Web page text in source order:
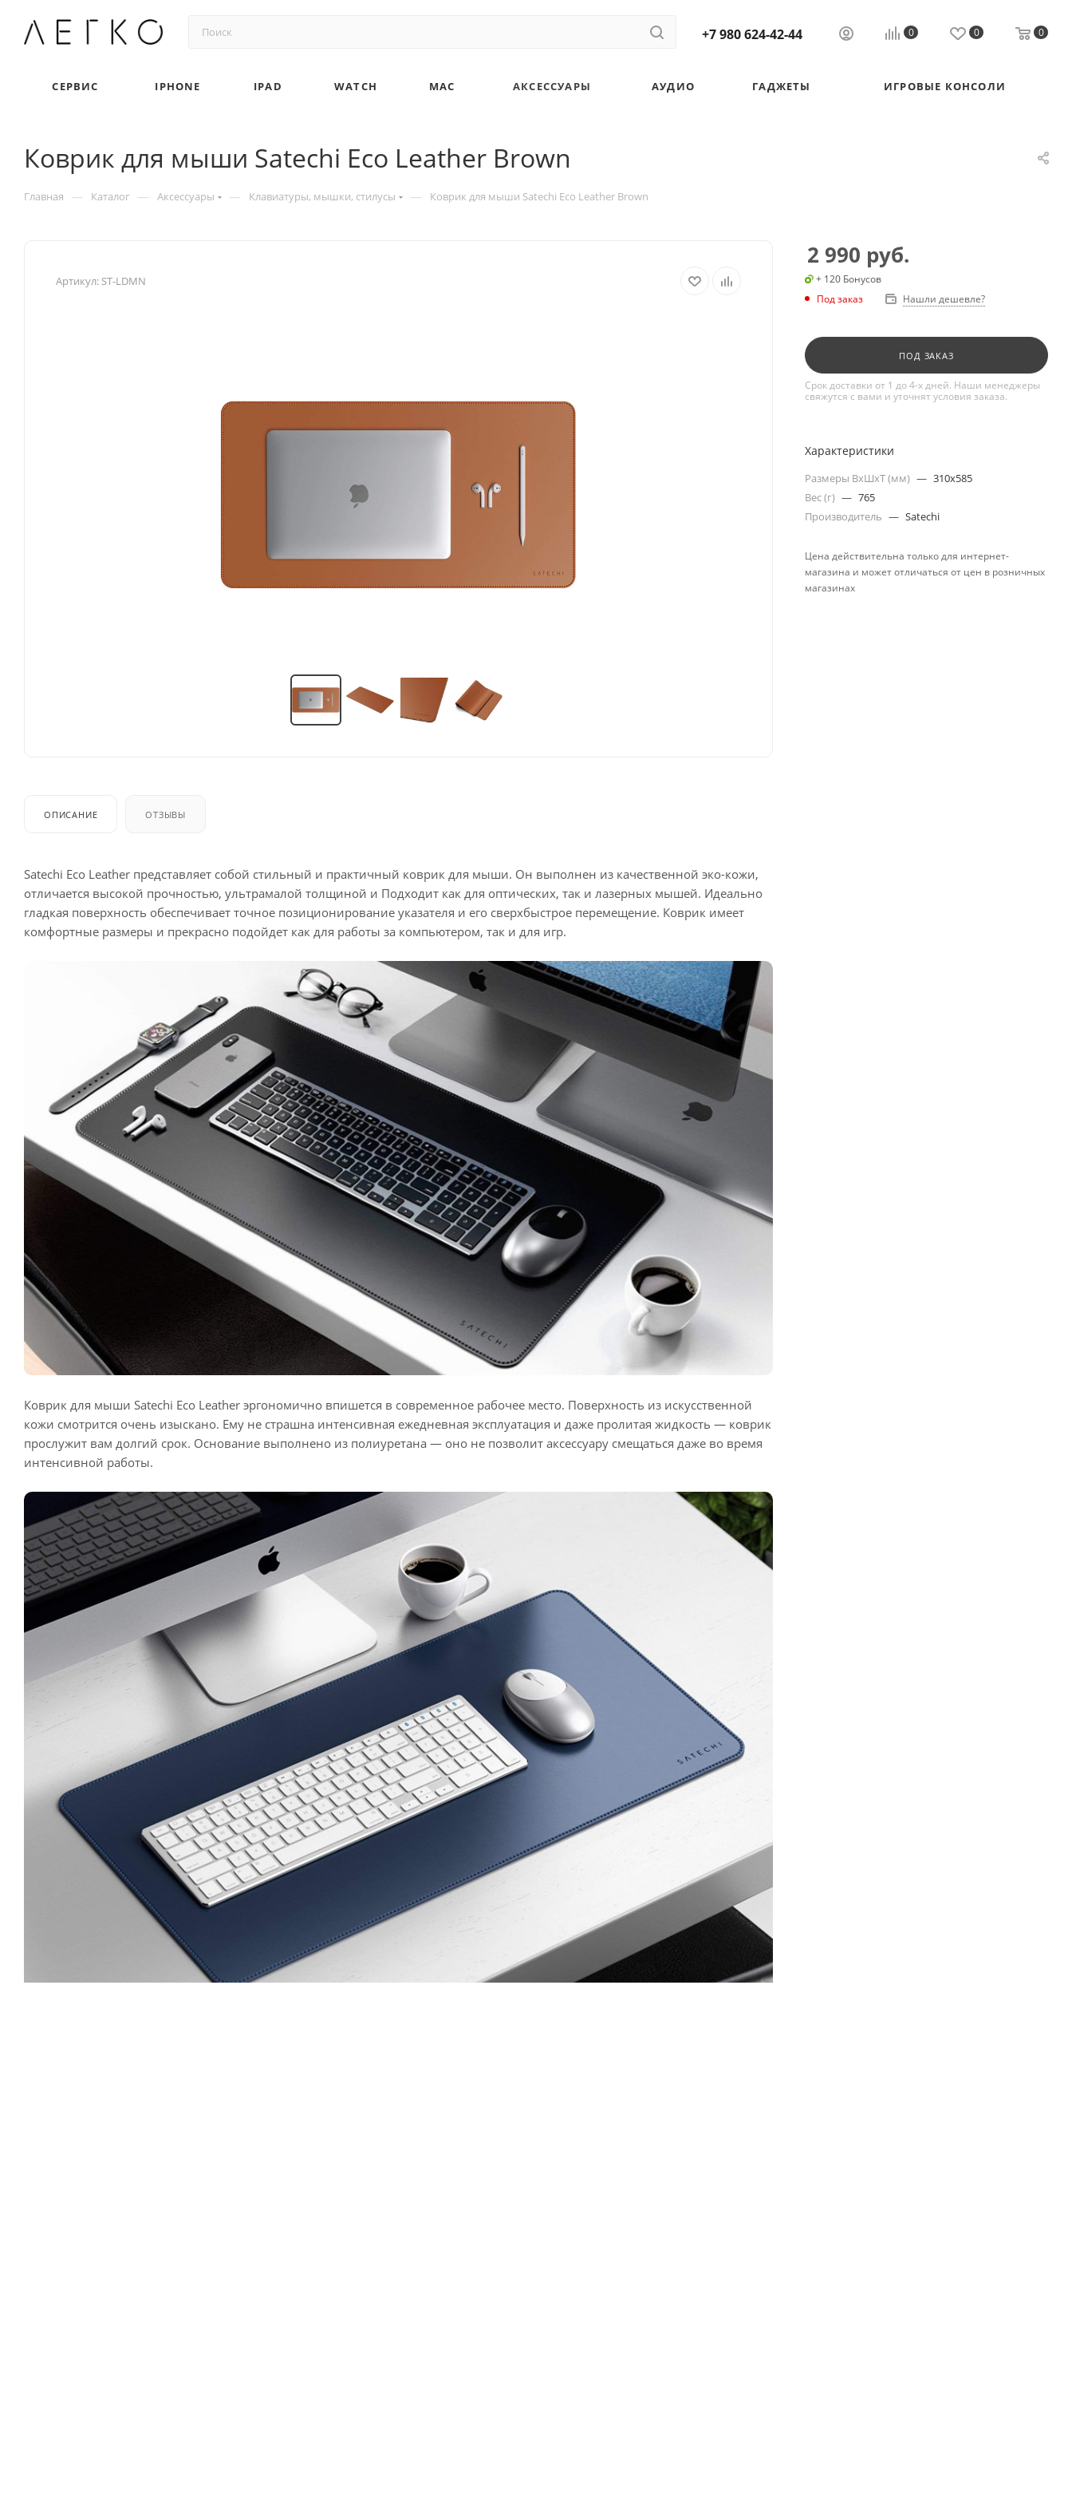
+7 980 624-42-44 0 0 0
СЕРВИС IPHONE IPAD WATCH MAC АКСЕССУАРЫ АУДИО ГАДЖЕТЫ ИГРОВЫЕ КОНСОЛИ
Коврик для мыши Satechi Eco Leather Brown
Главная — Каталог — Аксессуары — Клавиатуры, мышки, стилусы — Коврик для мыши Satechi Eco Leather Brown
Артикул: ST-LDMN
ОПИСАНИЕ ОТЗЫВЫ
Satechi Eco Leather представляет собой стильный и практичный коврик для мыши. Он выполнен из качественной эко-кожи,
отличается высокой прочностью, ультрамалой толщиной и Подходит как для оптических, так и лазерных мышей. Идеально
гладкая поверхность обеспечивает точное позиционирование указателя и его сверхбыстрое перемещение. Коврик имеет
комфортные размеры и прекрасно подойдет как для работы за компьютером, так и для игр.
Коврик для мыши Satechi Eco Leather эргономично впишется в современное рабочее место. Поверхность из искусственной
кожи смотрится очень изыскано. Ему не страшна интенсивная ежедневная эксплуатация и даже пролитая жидкость — коврик
прослужит вам долгий срок. Основание выполнено из полиуретана — оно не позволит аксессуару смещаться даже во время
интенсивной работы.
2 990 руб.
+ 120 Бонусов
Под заказ
Нашли дешевле?
ПОД ЗАКАЗ
Срок доставки от 1 до 4-х дней. Наши менеджеры
свяжутся с вами и уточнят условия заказа.
Характеристики
Размеры ВxШxТ (мм) — 310x585
Вес (г) — 765
Производитель — Satechi
Цена действительна только для интернет-
магазина и может отличаться от цен в розничных
магазинах